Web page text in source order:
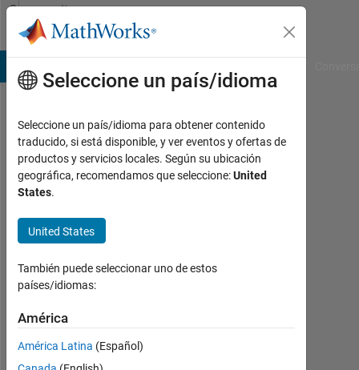
Saltar al contenido
Community
Profile
N/A
Last
seen:
de 4
hace
Seleccione un país/idioma
Seleccione un país/idioma para obtener contenido
traducido, si está disponible, y ver eventos y ofertas de
productos y servicios locales. Según su ubicación
geográfica, recomendamos que seleccione:United
States.
United States
También puede seleccionar uno de estos
países/idiomas:
América
América Latina (Español)